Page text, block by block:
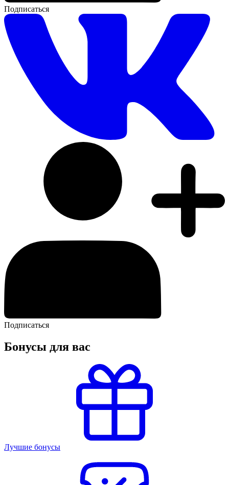
Подписаться
Подписаться
Бонусы для вас
Лучшие бонусы